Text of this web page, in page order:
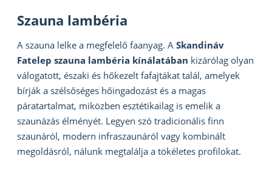
Szauna lambéria
A szauna lelke a megfelelő faanyag. A Skandináv
Fatelep szauna lambéria kínálatában kizárólag olyan
válogatott, északi és hőkezelt fafajtákat talál, amelyek
bírják a szélsőséges hőingadozást és a magas
páratartalmat, miközben esztétikailag is emelik a
szaunázás élményét. Legyen szó tradicionális finn
szaunáról, modern infraszaunáról vagy kombinált
megoldásról, nálunk megtalálja a tökéletes profilokat.